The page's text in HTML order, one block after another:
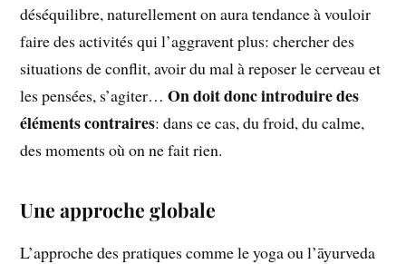
déséquilibre, naturellement on aura tendance à vouloir
faire des activités qui l’aggravent plus: chercher des
situations de conflit, avoir du mal à reposer le cerveau et
les pensées, s’agiter…On doit donc introduire des
éléments contraires: dans ce cas, du froid, du calme,
des moments où on ne fait rien.
Une approche globale
L’approche des pratiques comme le yoga ou l’āyurveda